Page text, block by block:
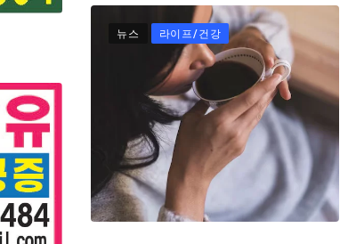
뉴스 라이프/건강